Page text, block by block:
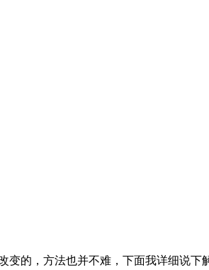
的，方法也并不难，下面我详细说下